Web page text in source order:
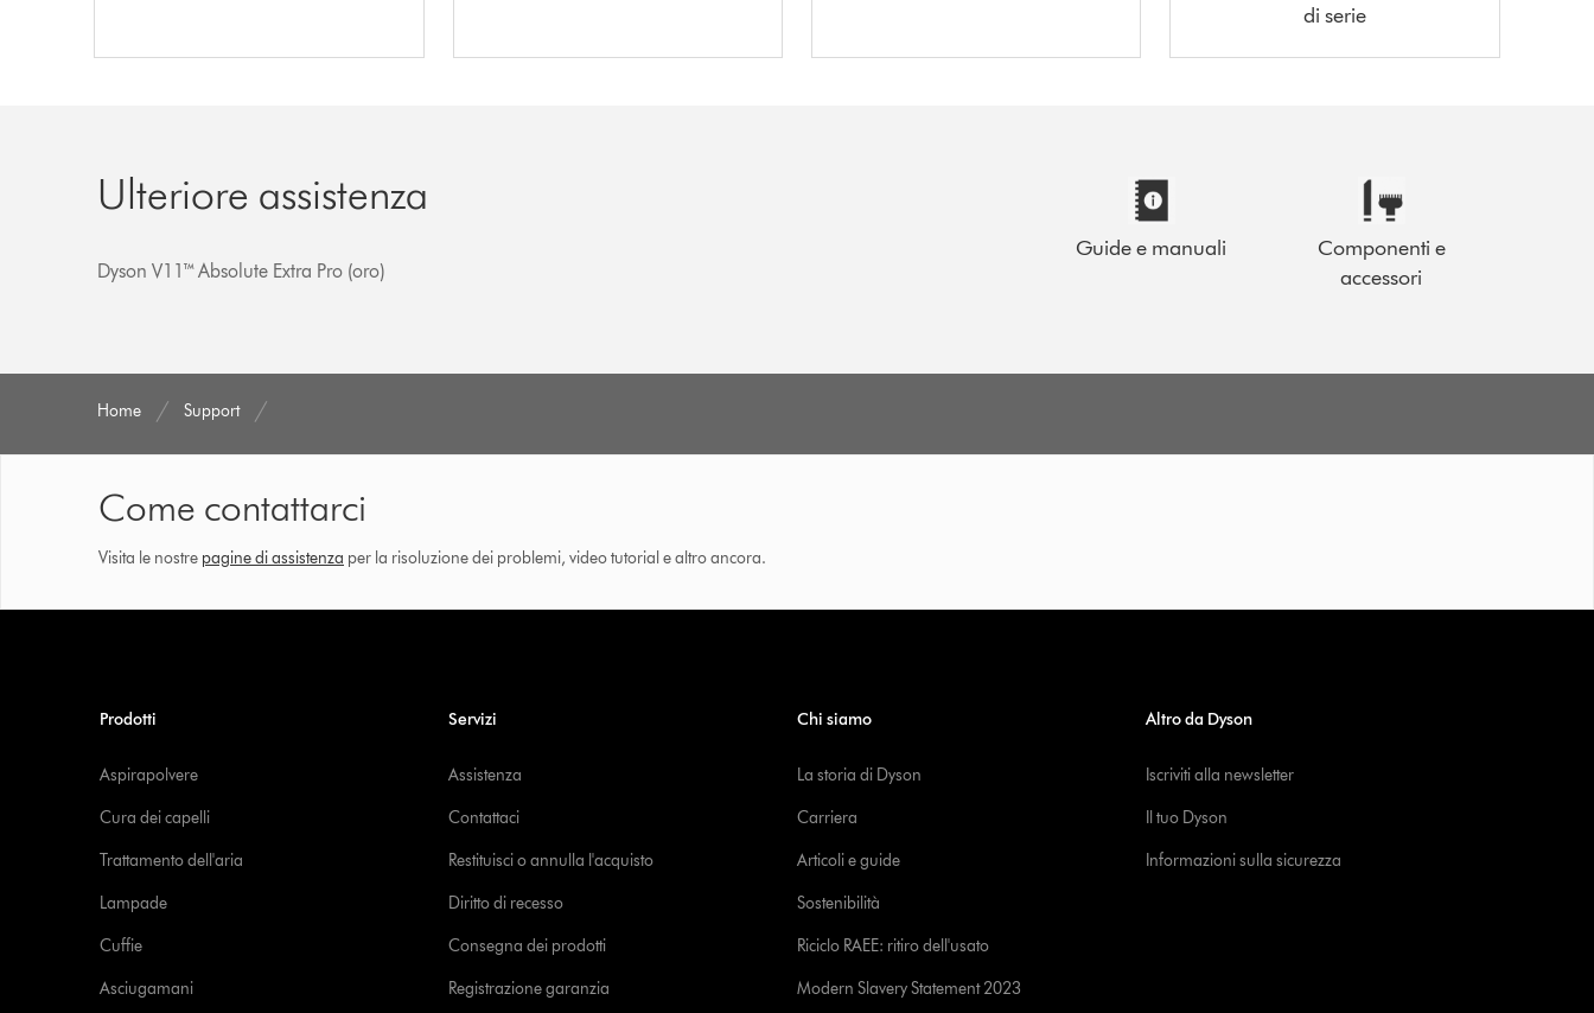
di serie
Ulteriore assistenza
Dyson V11™ Absolute Extra Pro (oro)
Guide e manuali
Componenti e
accessori
Home Support
Come contattarci
Visita le nostre pagine di assistenza per la risoluzione dei problemi, video tutorial e altro ancora.
Prodotti
Aspirapolvere
Cura dei capelli
Trattamento dell'aria
Lampade
Cuffie
Asciugamani
Servizi
Assistenza
Contattaci
Restituisci o annulla l'acquisto
Diritto di recesso
Consegna dei prodotti
Registrazione garanzia
Chi siamo
La storia di Dyson
Carriera
Articoli e guide
Sostenibilità
Riciclo RAEE: ritiro dell'usato
Modern Slavery Statement 2023
Altro da Dyson
Iscriviti alla newsletter
Il tuo Dyson
Informazioni sulla sicurezza